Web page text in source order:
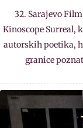
32. Sarajevo
Kinoscope Surreal,
autorskih poetika,
granice